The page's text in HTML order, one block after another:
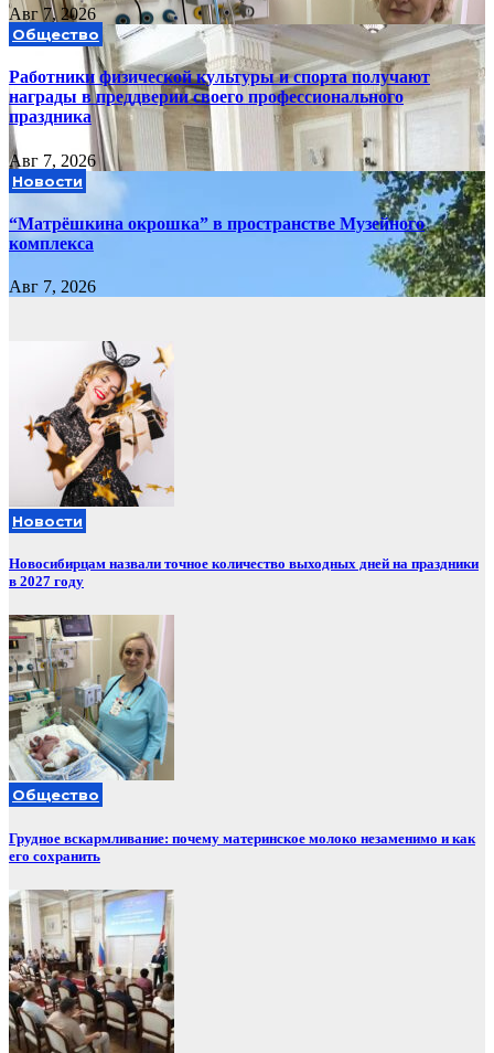
Авг 7, 2026
Общество
Работники физической культуры и спорта получают
награды в преддверии своего профессионального
праздника
Авг 7, 2026
Новости
“Матрёшкина окрошка” в пространстве Музейного
комплекса
Авг 7, 2026
Новости
Новосибирцам назвали точное количество выходных дней на праздники
в 2027 году
Общество
Грудное вскармливание: почему материнское молоко незаменимо и как
его сохранить